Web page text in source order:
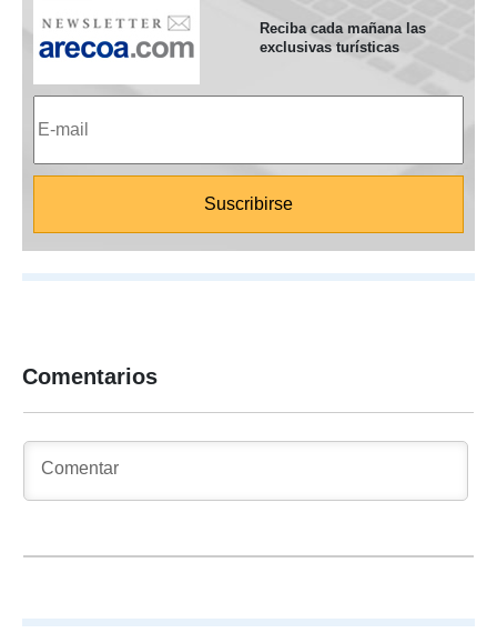
Reciba cada mañana las
exclusivas turísticas
Comentarios